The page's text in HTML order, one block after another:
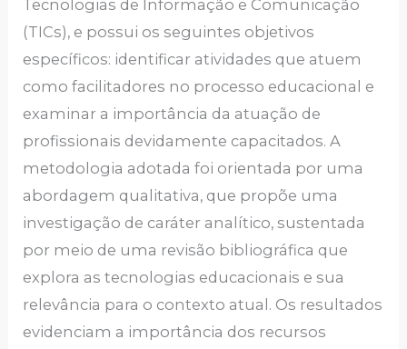
Tecnologias de Informação e Comunicação
(TICs), e possui os seguintes objetivos
específicos: identificar atividades que atuem
como facilitadores no processo educacional e
examinar a importância da atuação de
profissionais devidamente capacitados. A
metodologia adotada foi orientada por uma
abordagem qualitativa, que propõe uma
investigação de caráter analítico, sustentada
por meio de uma revisão bibliográfica que
explora as tecnologias educacionais e sua
relevância para o contexto atual. Os resultados
evidenciam a importância dos recursos